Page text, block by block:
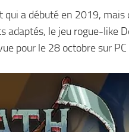
qui a débuté en 2019,
adaptés, le jeu rogue-like
pour le 28 octobre sur